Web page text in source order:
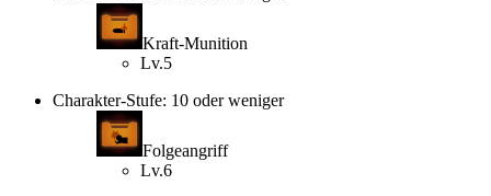
Kraft-Munition
Lv.5
Charakter-Stufe: 10 oder weniger
Folgeangriff
Lv.6